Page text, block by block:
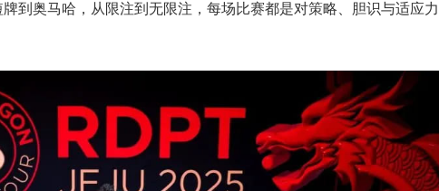
到奥马哈，从限注到无限注，每场比赛都是对策略、胆识与适应力